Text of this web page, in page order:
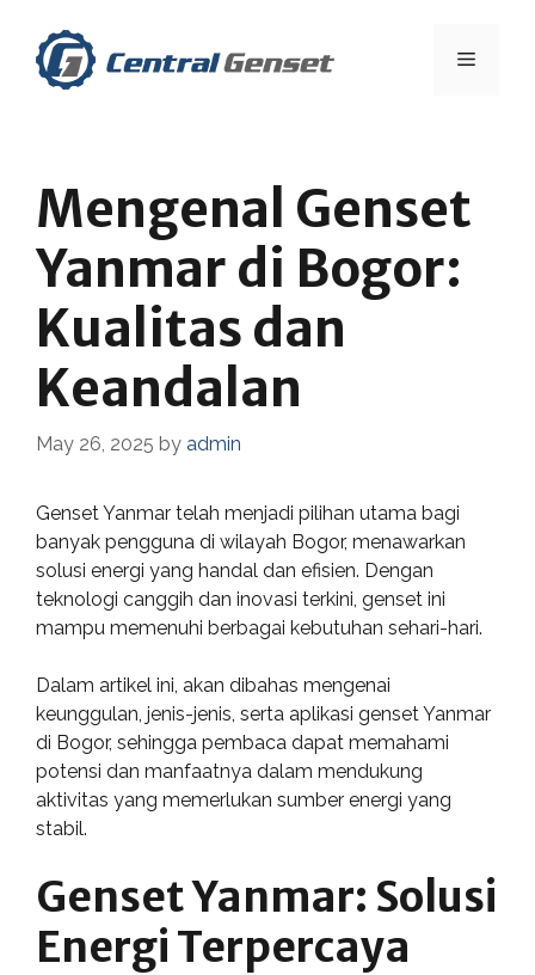
content
Menu
Mengenal Genset
Yanmar di Bogor:
Kualitas dan
Keandalan
May 26, 2025 by admin
Genset Yanmar telah menjadi pilihan utama bagi
banyak pengguna di wilayah Bogor, menawarkan
solusi energi yang handal dan efisien. Dengan
teknologi canggih dan inovasi terkini, genset ini
mampu memenuhi berbagai kebutuhan sehari-hari.
Dalam artikel ini, akan dibahas mengenai
keunggulan, jenis-jenis, serta aplikasi genset Yanmar
di Bogor, sehingga pembaca dapat memahami
potensi dan manfaatnya dalam mendukung
aktivitas yang memerlukan sumber energi yang
stabil.
Genset Yanmar: Solusi
Energi Terpercaya